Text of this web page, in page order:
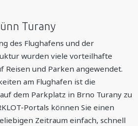
Turany
des Flughafens und der
wurden viele vorteilhafte
Reisen und Parken angewendet.
am Flughafen ist die
dem Parkplatz in Brno Turany zu
Portals können Sie einen
Zeitraum einfach, schnell